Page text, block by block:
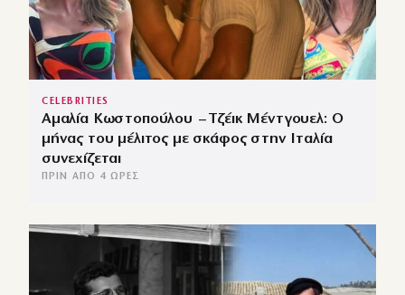
CELEBRITIES
Αμαλία Κωστοπούλου – Τζέικ Μέντγουελ: Ο
μήνας του μέλιτος με σκάφος στην Ιταλία
συνεχίζεται
ΠΡΙΝ ΑΠΌ 4 ΏΡΕΣ